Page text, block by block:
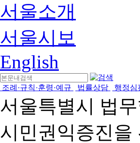
서울소개
서울시보
English
조례·규칙·훈령·예규 법률상담 행정심
서울특별시 법
시민권익증진을